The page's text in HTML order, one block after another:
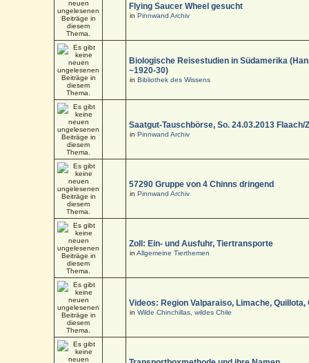
Flying Saucer Wheel gesucht
inPinnwand Archiv
Biologische Reisestudien in Südamerika
~1920-30)
inBibliothek des Wissens
Saatgut-Tauschbörse, So. 24.03.2013 Flaach/
inPinnwand Archiv
57290 Gruppe von 4 Chinns dringend
inPinnwand Archiv
Zoll: Ein- und Ausfuhr, Tiertransporte
inAllgemeine Tierthemen
Videos: Region Valparaiso, Limache, Quillota,
inWilde Chinchillas, wildes Chile